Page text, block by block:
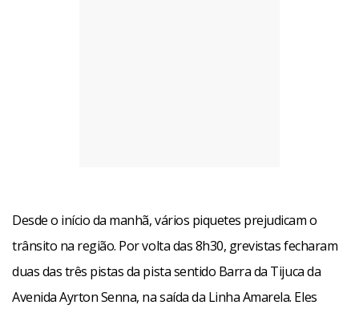
Desde o início da manhã, vários piquetes prejudicam o
trânsito na região. Por volta das 8h30, grevistas fecharam
duas das três pistas da pista sentido Barra da Tijuca da
Avenida Ayrton Senna, na saída da Linha Amarela. Eles